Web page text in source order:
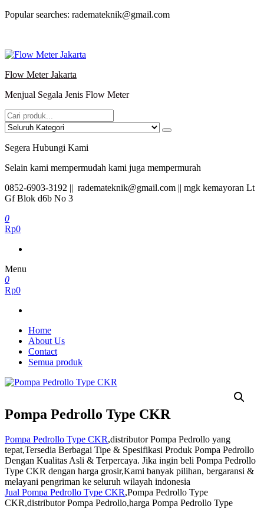
Lompat
Popular searches: rademateknik@gmail.com
Flow Meter Jakarta
Menjual Segala Jenis Flow Meter
Segera Hubungi Kami
Selain kami mempermudah kami juga mempermurah
0852-6903-3192 || rademateknik@gmail.com || mgk kemayoran Lt
Gf Blok d6b No 3
0
Rp0
Menu
0
Rp0
Home
About Us
Contact
Semua produk
Pompa Pedrollo Type CKR
Pompa Pedrollo Type CKR,distributor Pompa Pedrollo yang
tepat,Tersedia Berbagai Tipe & Spesifikasi Produk Pompa Pedrollo
Dengan Kualitas Asli & Terpercaya. Jika ingin beli Pompa Pedrollo
Type CKR dengan harga grosir,Kami banyak pilihan, bergaransi &
melayani pengriman ke seluruh wilayah indonesia
Jual Pompa Pedrollo Type CKR,Pompa Pedrollo Type
CKR,distributor Pompa Pedrollo,harga Pompa Pedrollo Type